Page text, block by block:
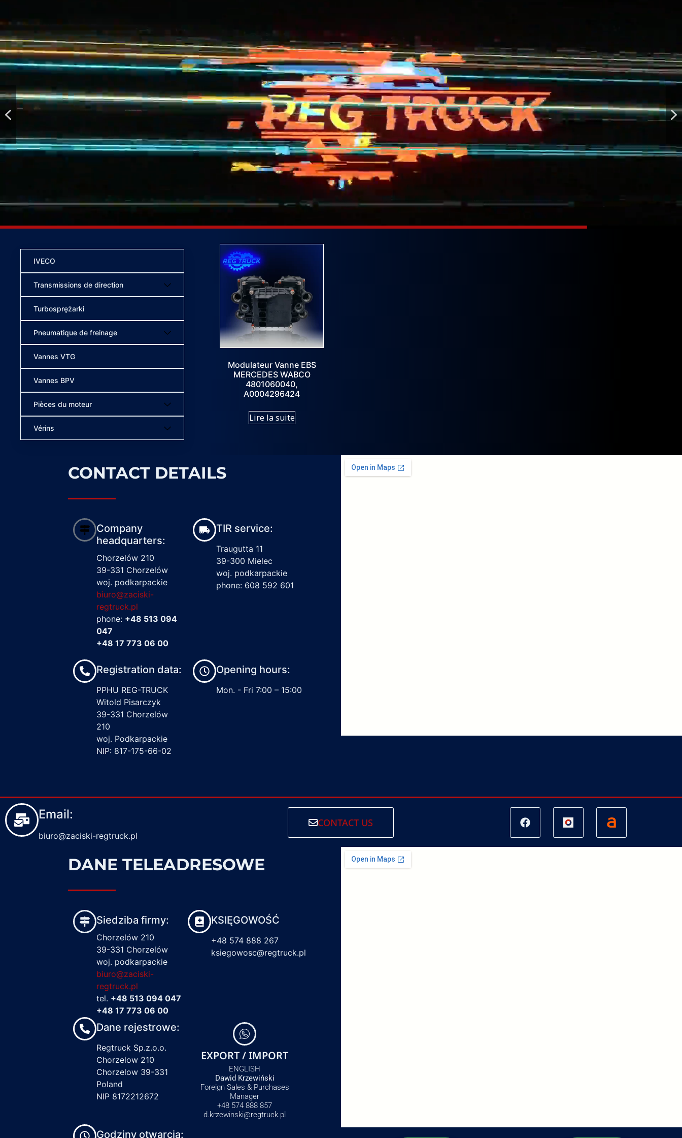
IVECO
Transmissions de direction
Turbosprężarki
Pneumatique de freinage
Vannes VTG
Vannes BPV
Pièces du moteur
Vérins
Modulateur Vanne EBS
MERCEDES WABCO
4801060040,
A0004296424
Lire la suite
CONTACT DETAILS
Company
headquarters:
Chorzelów 210
39-331 Chorzelów
woj. podkarpackie
biuro@zaciski-
regtruck.pl
phone: +48 513 094
047
+48 17 773 06 00
TIR service:
Traugutta 11
39-300 Mielec
woj. podkarpackie
phone: 608 592 601
Registration data:
PPHU REG-TRUCK
Witold Pisarczyk
39-331 Chorzelów
210
woj. Podkarpackie
NIP: 817-175-66-02
Opening hours:
Mon. - Fri 7:00 – 15:00
Email:
biuro@zaciski-regtruck.pl
CONTACT US
DANE TELEADRESOWE
Siedziba firmy:
Chorzelów 210
39-331 Chorzelów
woj. podkarpackie
biuro@zaciski-
regtruck.pl
tel. +48 513 094 047
+48 17 773 06 00
KSIĘGOWOŚĆ
+48 574 888 267
ksiegowosc@regtruck.pl
Dane rejestrowe:
Regtruck Sp.z.o.o.
Chorzelow 210
Chorzelow 39-331
Poland
NIP 8172212672
EXPORT / IMPORT
ENGLISH
Dawid Krzewiński
Foreign Sales & Purchases
Manager
+48 574 888 857
d.krzewinski@regtruck.pl
Godziny otwarcia: